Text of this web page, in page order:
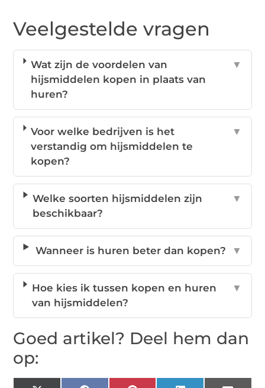
Veelgestelde vragen
Wat zijn de voordelen van
hijsmiddelen kopen in plaats van
huren?
▼
Voor welke bedrijven is het
verstandig om hijsmiddelen te
kopen?
▼
Welke soorten hijsmiddelen zijn
beschikbaar?
▼
Wanneer is huren beter dan kopen? ▼
Hoe kies ik tussen kopen en huren
van hijsmiddelen?
▼
Goed artikel? Deel hem dan
op: